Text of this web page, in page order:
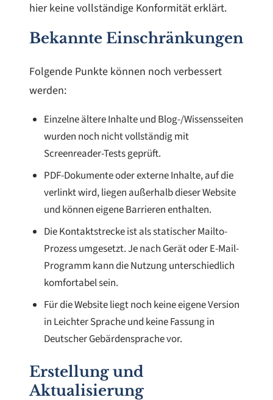
hier keine vollständige Konformität erklärt.
Bekannte Einschränkungen
Folgende Punkte können noch verbessert
werden:
Einzelne ältere Inhalte und Blog-/Wissensseiten
wurden noch nicht vollständig mit
Screenreader-Tests geprüft.
PDF-Dokumente oder externe Inhalte, auf die
verlinkt wird, liegen außerhalb dieser Website
und können eigene Barrieren enthalten.
Die Kontaktstrecke ist als statischer Mailto-
Prozess umgesetzt. Je nach Gerät oder E-Mail-
Programm kann die Nutzung unterschiedlich
komfortabel sein.
Für die Website liegt noch keine eigene Version
in Leichter Sprache und keine Fassung in
Deutscher Gebärdensprache vor.
Erstellung und
Aktualisierung